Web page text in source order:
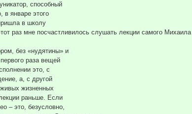
способный
в январе этого
в школу
раз мне посчастливилось слушать лекции самого
без «нудятины» и
раза вещей
это, с
а, с другой
жизненных
раньше. Если
– это, безусловно,